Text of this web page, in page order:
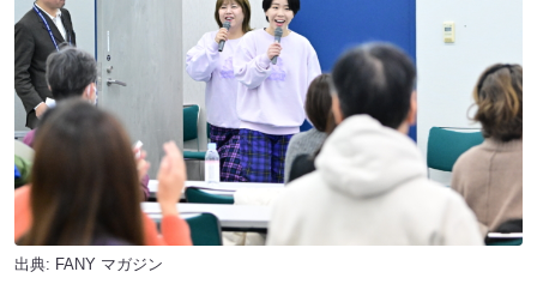
出典: FANY マガジン